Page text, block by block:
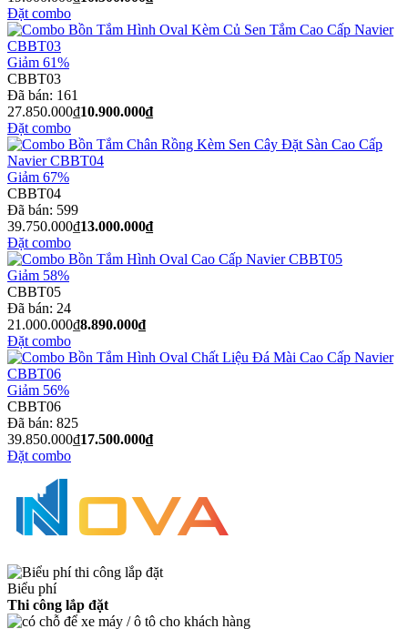
Đặt combo
Giảm 61%
CBBT03
Đã bán: 161
27.850.000₫10.900.000₫
Đặt combo
Giảm 67%
CBBT04
Đã bán: 599
39.750.000₫13.000.000₫
Đặt combo
Giảm 58%
CBBT05
Đã bán: 24
21.000.000₫8.890.000₫
Đặt combo
Giảm 56%
CBBT06
Đã bán: 825
39.850.000₫17.500.000₫
Đặt combo
Biểu phí
Thi công lắp đặt